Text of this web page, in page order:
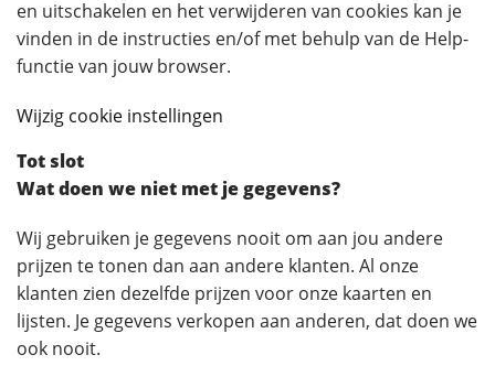
en uitschakelen en het verwijderen van cookies kan je
vinden in de instructies en/of met behulp van de Help-
functie van jouw browser.
Wijzig cookie instellingen
Tot slot
Wat doen we niet met je gegevens?
Wij gebruiken je gegevens nooit om aan jou andere
prijzen te tonen dan aan andere klanten. Al onze
klanten zien dezelfde prijzen voor onze kaarten en
lijsten. Je gegevens verkopen aan anderen, dat doen we
ook nooit.